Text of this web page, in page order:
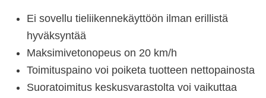
Ei sovellu tieliikennekäyttöön ilman erillistä
hyväksyntää
Maksimivetonopeus on 20 km/h
Toimituspaino voi poiketa tuotteen nettopainosta
Suoratoimitus keskusvarastolta voi vaikuttaa